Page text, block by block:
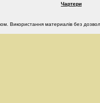
Чартери
Використання материалів без